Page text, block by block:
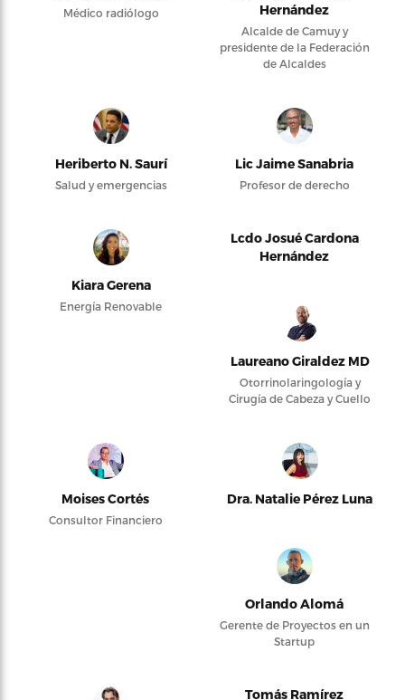
Médico radiólogo
Hernández
Alcalde de Camuy y
presidente de la Federación
de Alcaldes
Heriberto N. Saurí
Salud y emergencias
Lic Jaime Sanabria
Profesor de derecho
Kiara Gerena
Energía Renovable
Lcdo Josué Cardona
Hernández
Laureano Giraldez MD
Otorrinolaringología y
Cirugía de Cabeza y Cuello
Moises Cortés
Consultor Financiero
Dra. Natalie Pérez Luna
Orlando Alomá
Gerente de Proyectos en un
Startup
Tomás Ramírez